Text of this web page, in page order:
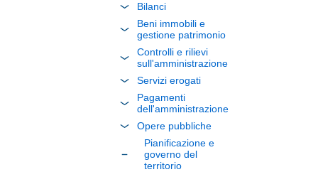
Bilanci
Beni immobili e
gestione patrimonio
Controlli e rilievi
sull'amministrazione
Servizi erogati
Pagamenti
dell'amministrazione
Opere pubbliche
Pianificazione e
governo del
territorio